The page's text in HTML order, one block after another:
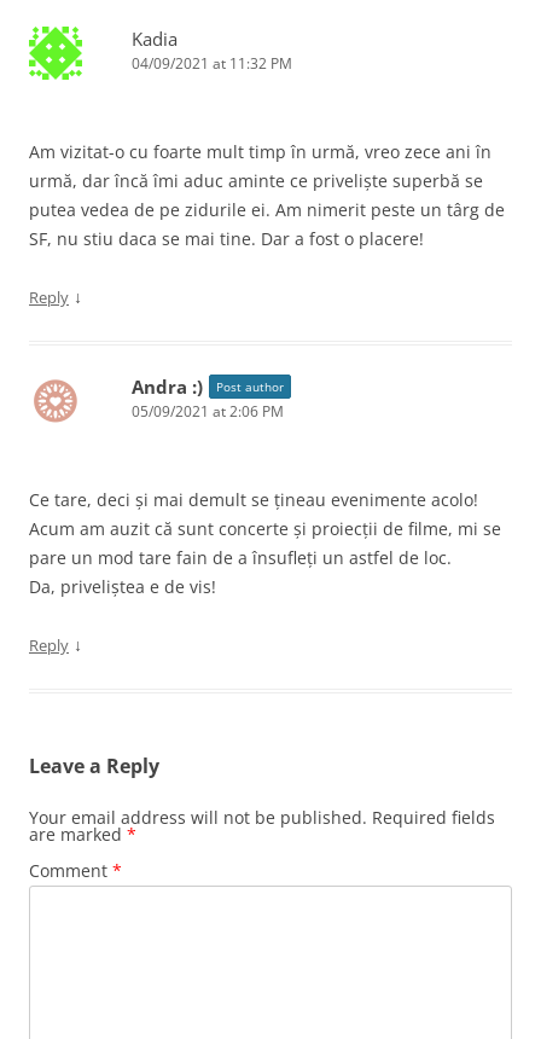
Kadia
04/09/2021 at 11:32 PM
Am vizitat-o cu foarte mult timp în urmă, vreo zece ani în
urmă, dar încă îmi aduc aminte ce priveliște superbă se
putea vedea de pe zidurile ei. Am nimerit peste un târg de
SF, nu stiu daca se mai tine. Dar a fost o placere!
Reply ↓
Andra :) Post author
05/09/2021 at 2:06 PM
Ce tare, deci și mai demult se țineau evenimente acolo!
Acum am auzit că sunt concerte și proiecții de filme, mi se
pare un mod tare fain de a însufleți un astfel de loc.
Da, priveliștea e de vis!
Reply ↓
Leave a Reply
Your email address will not be published. Required fields
are marked *
Comment *